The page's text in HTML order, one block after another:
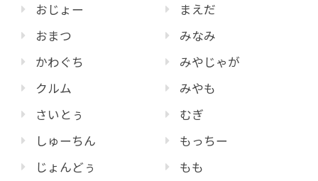
おじょー
おまつ
かわぐち
クルム
さいとぅ
しゅーちん
じょんどぅ
まえだ
みなみ
みやじゃが
みやも
むぎ
もっちー
もも